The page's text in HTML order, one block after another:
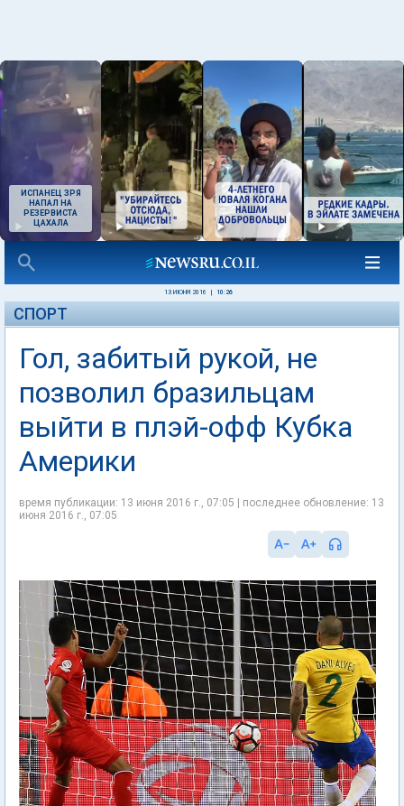
ИСПАНЕЦ ЗРЯ
НАПАЛ НА
РЕЗЕРВИСТА
ЦАХАЛА
13 ИЮНЯ 2016 10:26
СПОРТ
Гол, забитый рукой, не
позволил бразильцам
выйти в плэй-офф Кубка
Америки
время публикации: 13 июня 2016 г., 07:05 | последнее обновление: 13
июня 2016 г., 07:05